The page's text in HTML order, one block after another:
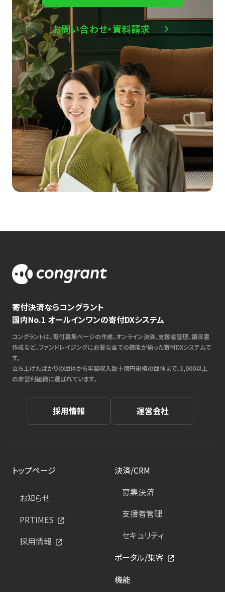
お問い合わせ・資料請求
寄付決済ならコングラント
国内No.1 オールインワンの寄付DXシステム
コングラントは、寄付募集ページの作成、オンライン決済、支援者管理、領収書
作成など、ファンドレイジングに必要な全ての機能が揃った寄付DXシステムで
す。
立ち上げたばかりの団体から年間収入数十億円規模の団体まで、3,000以上
の非営利組織に選ばれています。
採用情報 運営会社
トップページ
お知らせ
PRTIMES
採用情報
決済/CRM
募集決済
支援者管理
セキュリティ
ポータル/集客
機能